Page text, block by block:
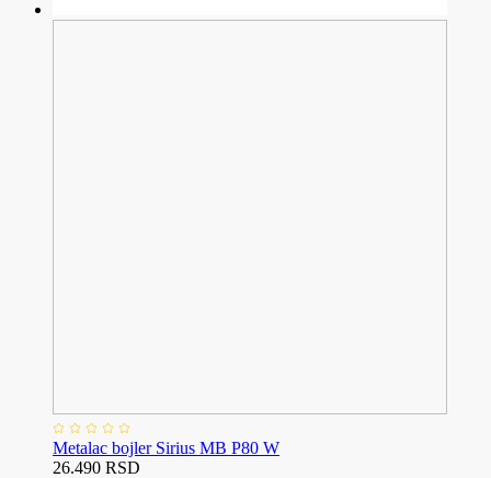
Metalac bojler Sirius MB P80 W
26.490 RSD